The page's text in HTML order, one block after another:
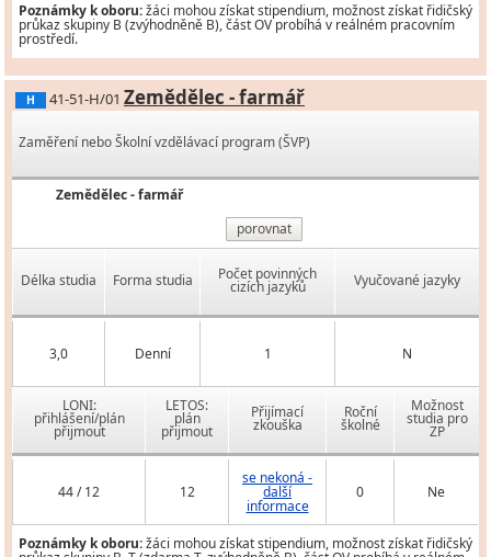
Poznámky k oboru:žáci mohou získat stipendium, možnost získat řidičský
průkaz skupiny B (zvýhodněně B), část OV probíhá v reálném pracovním
prostředí.
H 41-51-H/01 Zemědělec - farmář
Zaměření nebo Školní vzdělávací program (ŠVP)
Zemědělec - farmář
porovnat
Délka studia Forma studia Počet povinných
cizích jazyků Vyučované jazyky
3,0 Denní 1 N
LONI:
přihlášení/plán
přijmout
LETOS:
plán
přijmout
Přijímací
zkouška
Roční
školné
Možnost
studia pro
ZP
44 / 12 12
se nekoná -
další
informace
0 Ne
Poznámky k oboru:žáci mohou získat stipendium, možnost získat řidičský